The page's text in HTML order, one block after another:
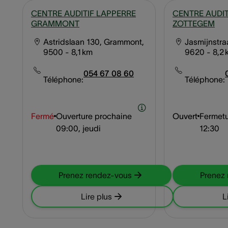
CENTRE AUDITIF LAPPERRE
GRAMMONT
Astridslaan 130, Grammont,
9500 - 8,1 km
Téléphone:
054 67 08 60
Fermé Ouverture prochaine
09:00, jeudi
Prenez rendez-vous
Lire plus
CENTRE
ZOTTEGEM
9620 - 8,2
Téléphone:
Ouvert
12:30